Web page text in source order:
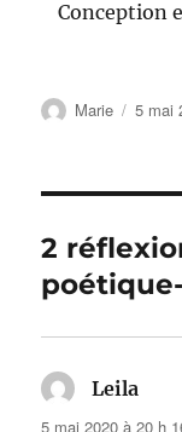
Conception
Auteur
Marie
Publié
5 mai
2
Leila
5 mai 2020 à 20 h